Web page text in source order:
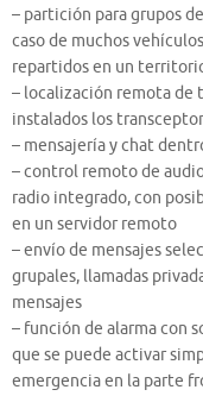
– partición para grupos
caso de muchos
repartidos en un
– localización remota de
instalados los
– mensajería y chat
– control remoto de
radio integrado, con
en un servidor remoto
– envío de mensajes
grupales, llamadas
mensajes
– función de alarma con
que se puede activar
emergencia en la parte